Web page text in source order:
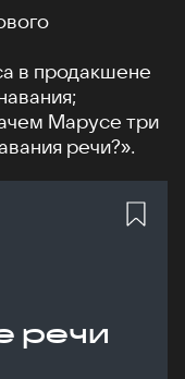
в продакшене
Марусе три
речи?».
речи